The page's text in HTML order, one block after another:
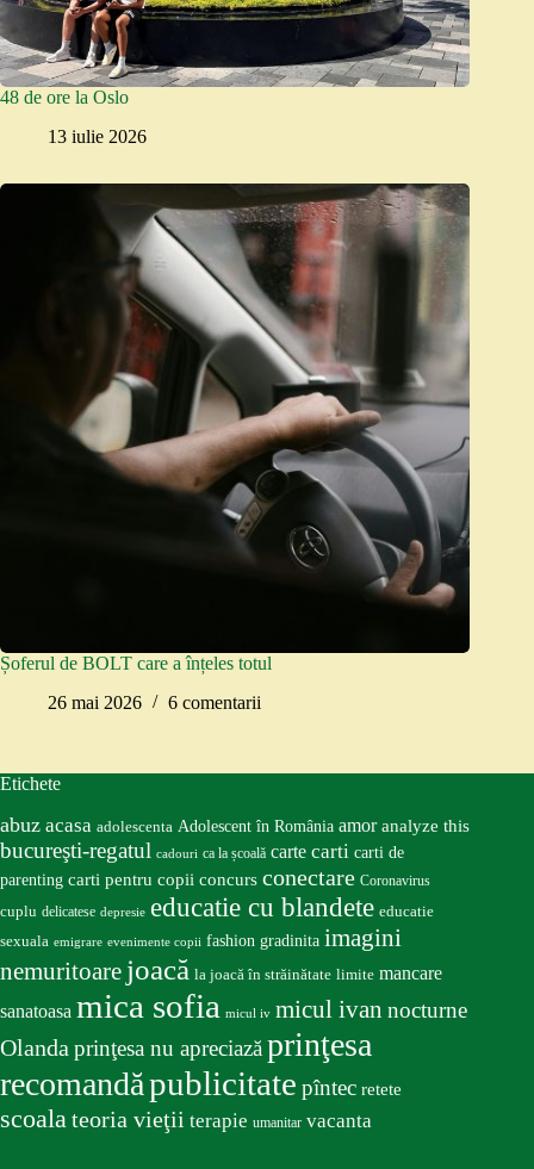
48 de ore la Oslo
13 iulie 2026
Șoferul de BOLT care a înțeles totul
26 mai 2026
6 comentarii
Etichete
abuz acasa adolescenta Adolescent în România amor analyze this
bucureşti-regatul cadouri ca la școală carte carti carti de
parenting carti pentru copii concurs conectare Coronavirus
cuplu delicatese depresie educatie cu blandete educatie
sexuala emigrare evenimente copii fashion gradinita imagini
nemuritoare joacă la joacă în străinătate limite mancare
sanatoasa mica sofia micul iv micul ivan nocturne
Olanda prinţesa nu apreciază prinţesa
recomandăpublicitate pîntec retete
scoala teoria vieţii terapie umanitar vacanta